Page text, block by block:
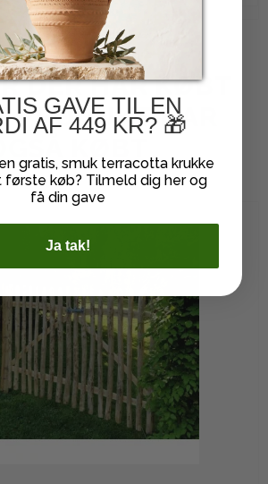
DER HAR KØBT
PRODUKT HAR
GAVE TIL EN
AF 449 KR? 🎁
gratis, smuk terracotta krukke
første køb? Tilmeld dig her og
få din gave
Ja tak!